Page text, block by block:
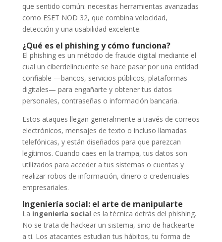
que sentido común: necesitas herramientas avanzadas
como ESET NOD 32, que combina velocidad,
detección y una usabilidad excelente.
¿Qué es el phishing y cómo funciona?
El phishing es un método de fraude digital mediante el
cual un ciberdelincuente se hace pasar por una entidad
confiable —bancos, servicios públicos, plataformas
digitales— para engañarte y obtener tus datos
personales, contraseñas o información bancaria.
Estos ataques llegan generalmente a través de correos
electrónicos, mensajes de texto o incluso llamadas
telefónicas, y están diseñados para que parezcan
legítimos. Cuando caes en la trampa, tus datos son
utilizados para acceder a tus sistemas o cuentas y
realizar robos de información, dinero o credenciales
empresariales.
Ingeniería social: el arte de manipularte
La ingeniería social es la técnica detrás del phishing.
No se trata de hackear un sistema, sino de hackearte
a ti. Los atacantes estudian tus hábitos, tu forma de